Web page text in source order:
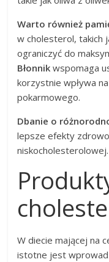
Warto również
w cholesterol, takich
ograniczyć do
Błonnik wspomaga
korzystnie wpływa
pokarmowego.
Dbanie o
lepsze efekty
niskocholesterolowej.
W diecie mającej na
istotne jest